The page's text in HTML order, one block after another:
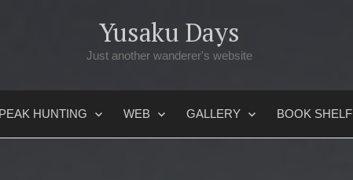
Yusaku Days
Just another wanderer's website
PEAK HUNTING WEB GALLERY BOOK SHELF